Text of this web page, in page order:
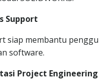
Support
siap membantu
software.
Project Engineering